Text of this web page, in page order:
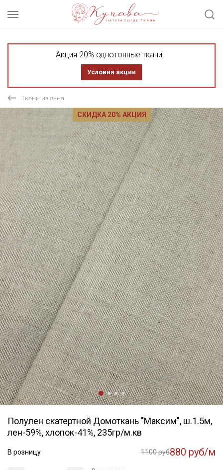
Акция 20% однотонные ткани!
Условия акции
Ткани из льна
СКИДКА 20% АКЦИЯ
Полулен скатертной Домоткань "Максим", ш.1.5м,
лен-59%, хлопок-41%, 235гр/м.кв
В розницу 1100 руб880 руб/м